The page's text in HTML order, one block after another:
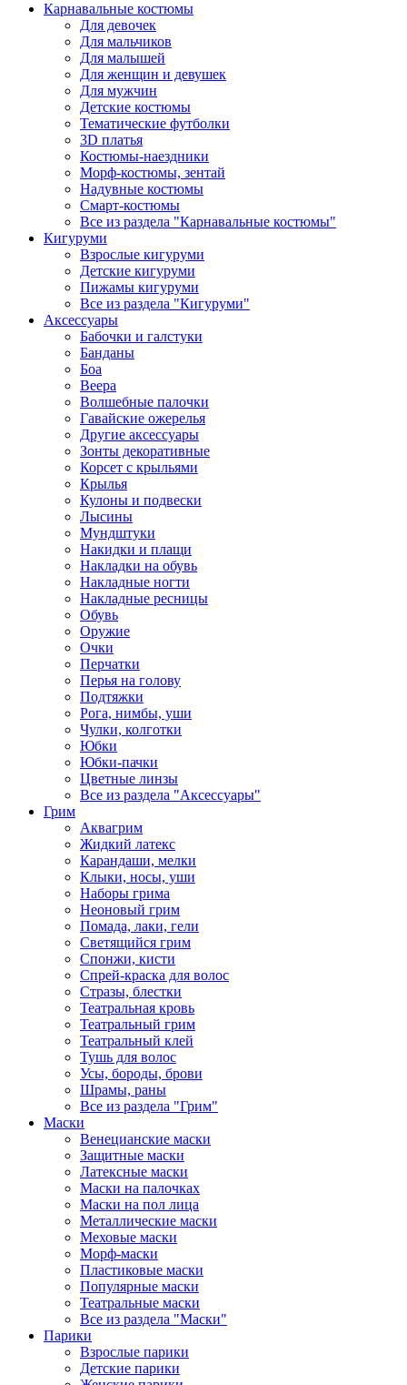
Карнавальные костюмы
Для девочек
Для мальчиков
Для малышей
Для женщин и девушек
Для мужчин
Детские костюмы
Тематические футболки
3D платья
Костюмы-наездники
Морф-костюмы, зентай
Надувные костюмы
Смарт-костюмы
Все из раздела "Карнавальные костюмы"
Кигуруми
Взрослые кигуруми
Детские кигуруми
Пижамы кигуруми
Все из раздела "Кигуруми"
Аксессуары
Бабочки и галстуки
Банданы
Боа
Веера
Волшебные палочки
Гавайские ожерелья
Другие аксессуары
Зонты декоративные
Корсет с крыльями
Крылья
Кулоны и подвески
Лысины
Мундштуки
Накидки и плащи
Накладки на обувь
Накладные ногти
Накладные ресницы
Обувь
Оружие
Очки
Перчатки
Перья на голову
Подтяжки
Рога, нимбы, уши
Чулки, колготки
Юбки
Юбки-пачки
Цветные линзы
Все из раздела "Аксессуары"
Грим
Аквагрим
Жидкий латекс
Карандаши, мелки
Клыки, носы, уши
Наборы грима
Неоновый грим
Помада, лаки, гели
Светящийся грим
Спонжи, кисти
Спрей-краска для волос
Стразы, блестки
Театральная кровь
Театральный грим
Театральный клей
Тушь для волос
Усы, бороды, брови
Шрамы, раны
Все из раздела "Грим"
Маски
Венецианские маски
Защитные маски
Латексные маски
Маски на палочках
Маски на пол лица
Металлические маски
Меховые маски
Морф-маски
Пластиковые маски
Популярные маски
Театральные маски
Все из раздела "Маски"
Парики
Взрослые парики
Детские парики